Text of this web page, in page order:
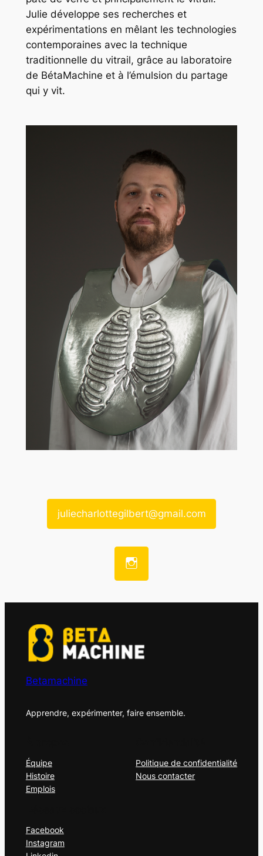
Julie développe ses recherches et
expérimentations en mêlant les technologies
contemporaines avec la technique
traditionnelle du vitrail, grâce au laboratoire
de BétaMachine et à l’émulsion du partage
qui y vit.
juliecharlottegilbert@gmail.com
Betamachine
Apprendre, expérimenter, faire ensemble.
Équipe
Histoire
Emplois
Politique de confidentialité
Nous contacter
Facebook
Instagram